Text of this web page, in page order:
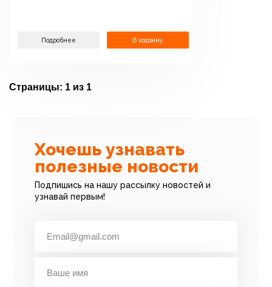
Подробнее В корзину
Страницы: 1 из 1
Хочешь узнавать
полезные новости
Подпишись на нашу рассылку новостей и
узнавай первым!